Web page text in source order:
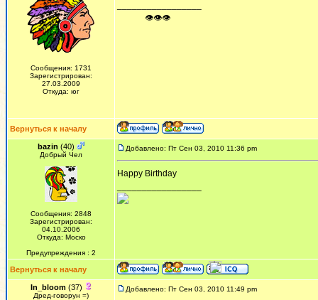
Сообщения: 1731
Зарегистрирован:
27.03.2009
Откуда: юг
ᅠ ᅠ ᅠ👁👁👁
Вернуться к началу
bazin (40)
Добрый Чел
Сообщения: 2848
Зарегистрирован:
04.10.2006
Откуда: Моско
Предупреждения : 2
Добавлено: Пт Сен 03, 2010 11:36 pm
Happy Birthday
Вернуться к началу
In_bloom(37)
Дред-говорун =)
Добавлено: Пт Сен 03, 2010 11:49 pm